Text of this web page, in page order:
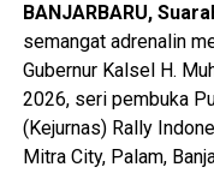
memperkuat
sepak bola Banua.
“Semoga seluruh
baik, lancar, serta
Allah SWT. Atas nama
Selatan, saya
BANJARBARU,
semangat adrenalin
Gubernur Kalsel H.
2026, seri pembuka
(Kejurnas) Rally
Mitra City, Palam,